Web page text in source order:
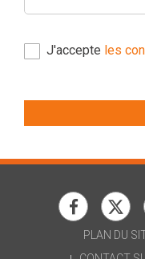
J'accepte les
PLAN DU